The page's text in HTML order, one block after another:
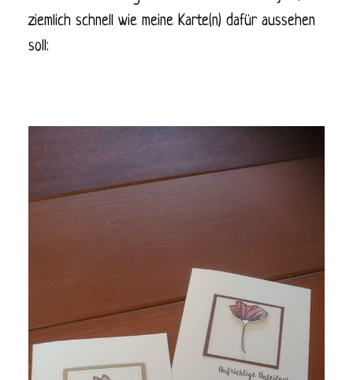
ziemlich schnell wie meine Karte(n) dafür aussehen
soll: